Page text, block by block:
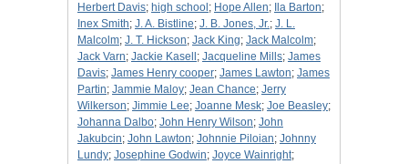
Herbert Davis; high school ; Hope Allen; Ila Barton;
Inex Smith; J. A. Bistline; J. B. Jones, Jr.; J. L.
Malcolm; J. T. Hickson; Jack King; Jack Malcolm;
Jack Varn; Jackie Kasell ; Jacqueline Mills; James
Davis; James Henry cooper; James Lawton; James
Partin; Jammie Maloy; Jean Chance; Jerry
Wilkerson; Jimmie Lee; Joanne Mesk; Joe Beasley;
Johanna Dalbo; John Henry Wilson; John
Jakubcin; John Lawton; Johnnie Piloian; Johnny
Lundy; Josephine Godwin; Joyce Wainright;